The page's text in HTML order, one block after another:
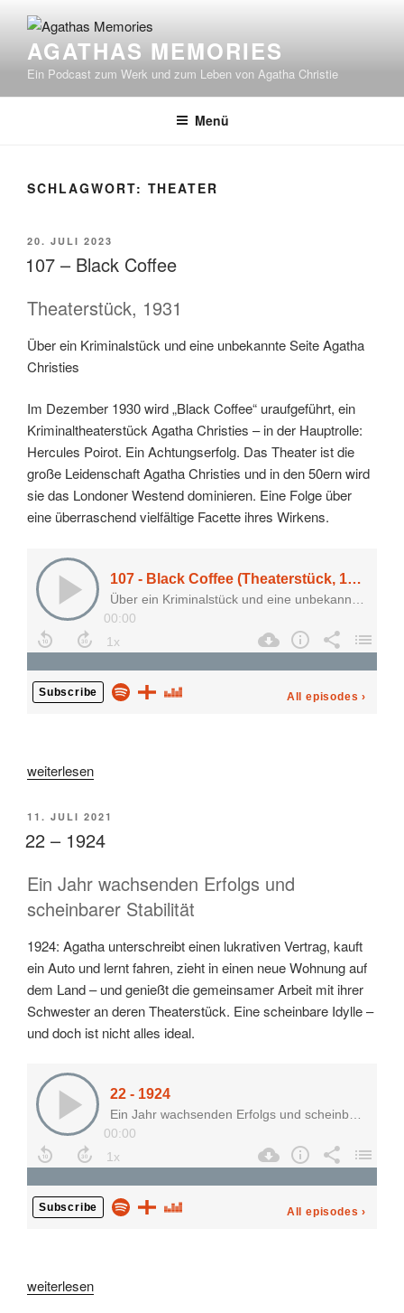
Inhalt
springenAGATHAS MEMORIES
Ein Podcast zum Werk und zum Leben von Agatha Christie
Menü
SCHLAGWORT: THEATER
VERÖFFENTLICHT
AM
20. JULI 2023
107 – Black Coffee
Theaterstück, 1931
Über ein Kriminalstück und eine unbekannte Seite Agatha
Christies
Im Dezember 1930 wird „Black Coffee“ uraufgeführt, ein
Kriminaltheaterstück Agatha Christies – in der Hauptrolle:
Hercules Poirot. Ein Achtungserfolg. Das Theater ist die
große Leidenschaft Agatha Christies und in den 50ern wird
sie das Londoner Westend dominieren. Eine Folge über
eine überraschend vielfältige Facette ihres Wirkens.
„107
Black
Coffee“
weiterlesen
VERÖFFENTLICHT
11. JULI 2021
22 – 1924
Ein Jahr wachsenden Erfolgs und
scheinbarer Stabilität
1924: Agatha unterschreibt einen lukrativen Vertrag, kauft
ein Auto und lernt fahren, zieht in einen neue Wohnung auf
dem Land – und genießt die gemeinsamer Arbeit mit ihrer
Schwester an deren Theaterstück. Eine scheinbare Idylle –
und doch ist nicht alles ideal.
„22
weiterlesen